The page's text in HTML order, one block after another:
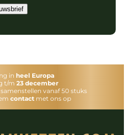
in heel Europa
t/m 23 december
samenstellen vanaf 50 stuks
contactmet ons op